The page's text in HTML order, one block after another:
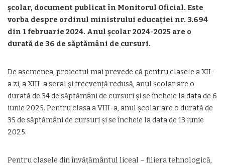
școlar, document publicat în Monitorul Oficial. Este
vorba despre ordinul ministrului educației nr. 3.694
din 1 februarie 2024. Anul școlar 2024-2025 are o
durată de 36 de săptămâni de cursuri.
De asemenea, proiectul mai prevede că pentru clasele a XII-
a zi, a XIII-a seral şi frecvenţă redusă, anul şcolar are o
durată de 34 de săptămâni de cursuri şi se încheie la data de 6
iunie 2025. Pentru clasa a VIII-a, anul şcolar are o durată de
35 de săptămâni de cursuri şi se încheie la data de 13 iunie
2025.
Pentru clasele din învăţământul liceal – filiera tehnologică,